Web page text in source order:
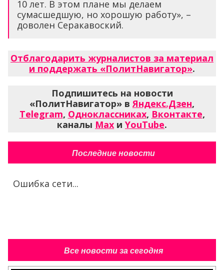
10 лет. В этом плане мы делаем
сумасшедшую, но хорошую работу», –
доволен Серакавоский.
Отблагодарить журналистов за материал
и поддержать «ПолитНавигатор».
Подпишитесь на новости
«ПолитНавигатор» вЯндекс.Дзен,
Telegram, Одноклассниках, Вконтакте,
каналы Max и YouTube.
Последние новости
Ошибка сети...
Все новости за сегодня